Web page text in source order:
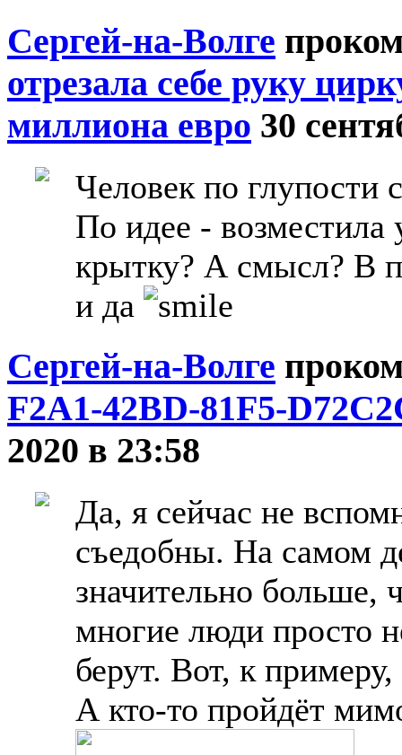
Сергей-на-Волге
отрезала себе руку
миллиона евро 30
Человек по глупости
По идее -
крытку? А смысл? В
и да
Сергей-на-Волге
F2A1-42BD-81F5-
2020 в 23:58
Да, я сейчас не
съедобны. На самом
значительно больше,
многие люди просто
берут. Вот, к
А кто-то пройдёт